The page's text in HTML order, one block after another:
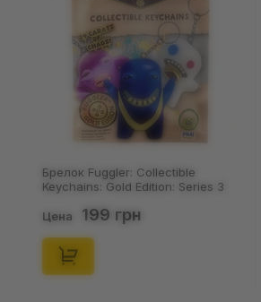
Брелок Fuggler: Collectible
Keychains: Series 2 (Blind
Цена